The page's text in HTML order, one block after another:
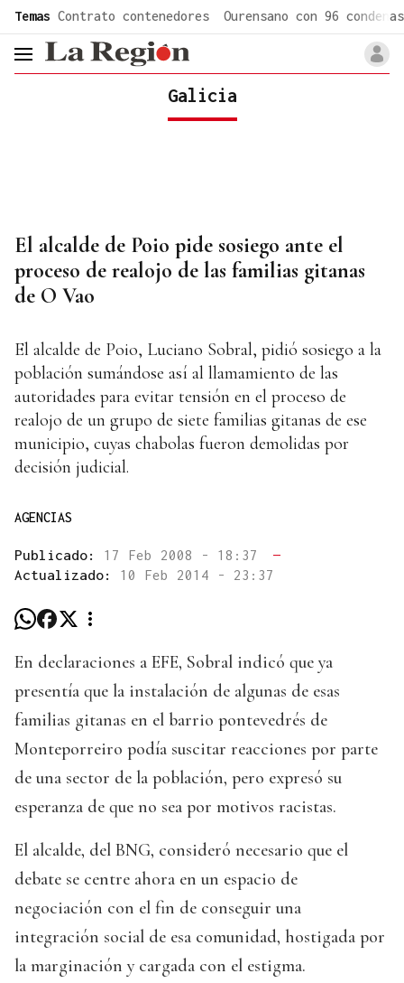
Temas Contrato contenedores Ourensano con 96 condenas
header.menu.open
Galicia
El alcalde de Poio pide sosiego ante el
proceso de realojo de las familias gitanas
de O Vao
El alcalde de Poio, Luciano Sobral, pidió sosiego a la
población sumándose así al llamamiento de las
autoridades para evitar tensión en el proceso de
realojo de un grupo de siete familias gitanas de ese
municipio, cuyas chabolas fueron demolidas por
decisión judicial.
AGENCIAS
Publicado: 17 Feb 2008 - 18:37
—
Actualizado: 10 Feb 2014 - 23:37
En declaraciones a EFE, Sobral indicó que ya
presentía que la instalación de algunas de esas
familias gitanas en el barrio pontevedrés de
Monteporreiro podía suscitar reacciones por parte
de una sector de la población, pero expresó su
esperanza de que no sea por motivos racistas.
El alcalde, del BNG, consideró necesario que el
debate se centre ahora en un espacio de
negociación con el fin de conseguir una
integración social de esa comunidad, hostigada por
la marginación y cargada con el estigma.